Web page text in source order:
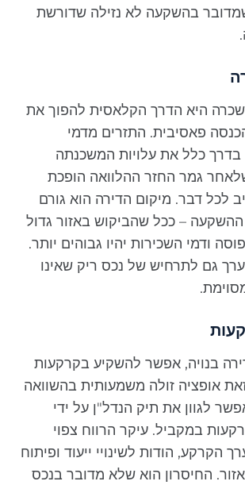
בהשקעה לא נזילה שדורשת
היא הדרך הקלאסית להפוך את
פאסיבית. התזרים מדמי
כלל את עלויות המשכנתה
גמר החזר ההלוואה הופכת
לכל דבר. מיקום הדירה הוא גורם
– ככל שהביקוש באזור גדול
ודמי השכירות יהיו גבוהים יותר.
גם לתרחיש של נכס ריק שאינו
בנויה, אפשר להשקיע בקרקעות
אופציה זולה משמעותית בהשוואה
לגוון את תיק הנדל"ן על ידי
במקביל. עיקר הרווח צפוי
הקרקע, הודות לשינויי ייעוד ופיתוח
החיסרון הוא שלא מדובר בנכס